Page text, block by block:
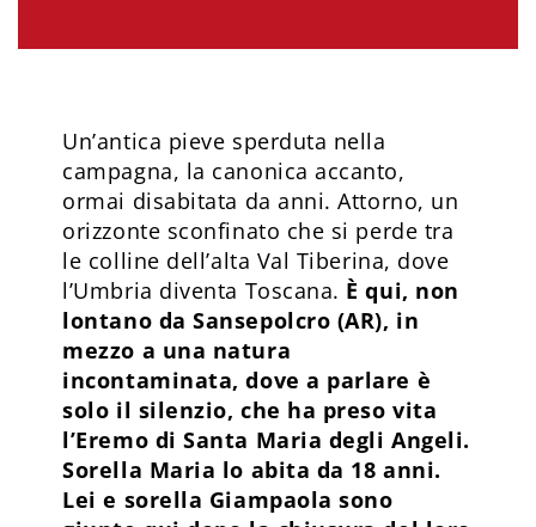
Un’antica pieve sperduta nella
campagna, la canonica accanto,
ormai disabitata da anni. Attorno, un
orizzonte sconfinato che si perde tra
le colline dell’alta Val Tiberina, dove
l’Umbria diventa Toscana. È qui, non
lontano da Sansepolcro (AR), in
mezzo a una natura
incontaminata, dove a parlare è
solo il silenzio, che ha preso vita
l’Eremo di Santa Maria degli Angeli.
Sorella Maria lo abita da 18 anni.
Lei e sorella Giampaola sono